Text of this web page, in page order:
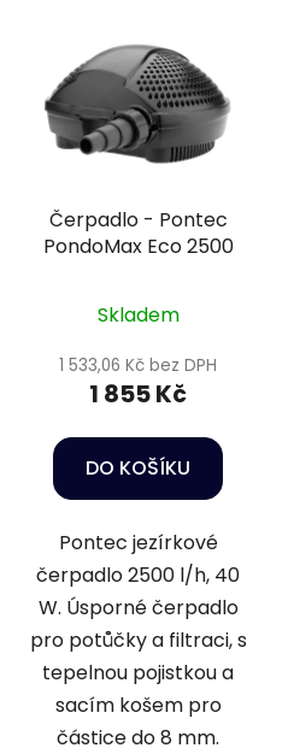
Čerpadlo - Pontec
PondoMax Eco 2500
Skladem
1 533,06 Kč bez DPH
1 855 Kč
DO KOŠÍKU
Pontec jezírkové
čerpadlo 2500 l/h, 40
W. Úsporné čerpadlo
pro potůčky a filtraci, s
tepelnou pojistkou a
sacím košem pro
částice do 8 mm.